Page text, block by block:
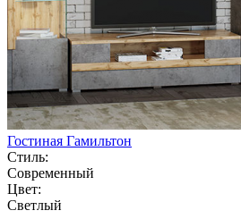
Гостиная Гамильтон
Стиль:
Современный
Цвет:
Светлый